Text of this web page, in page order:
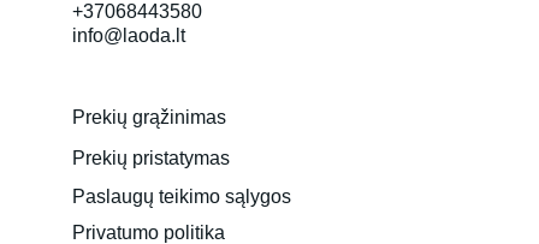
+37068443580
info@laoda.lt
Paslaugų teikimo sąlygos
Prekių grąžinimas
Prekių pristatymas
Privatumo politika